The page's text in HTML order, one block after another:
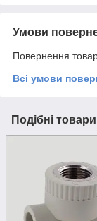
Умови
Повернення
Всі умови
Подібні